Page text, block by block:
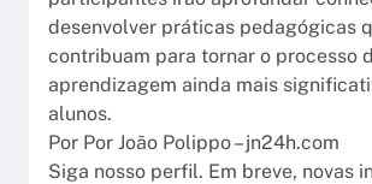
desenvolver práticas pedagógicas
contribuam para tornar o processo
aprendizagem ainda mais
alunos.
Por Por João Polippo – jn24h.com
Siga nosso perfil. Em breve, novas